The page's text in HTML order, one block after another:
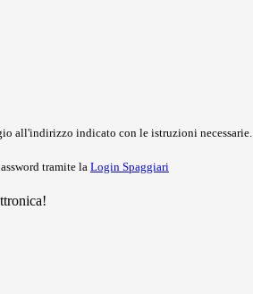
all'indirizzo indicato con le istruzioni necessarie.
tramite la Login Spaggiari